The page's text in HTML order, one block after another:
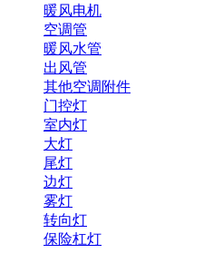
暖风电机
空调管
暖风水管
出风管
其他空调附件
门控灯
室内灯
大灯
尾灯
边灯
雾灯
转向灯
保险杠灯